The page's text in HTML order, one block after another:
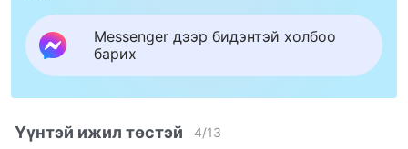
Messenger дээр бидэнтэй холбоо
барих
Үүнтэй ижил төстэй 4/13